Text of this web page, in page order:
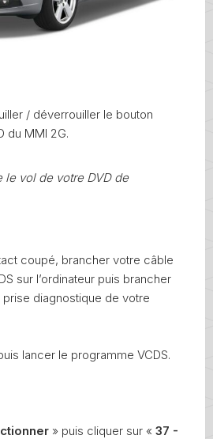
/ déverrouiller le bouton
du MMI 2G.
le vol de votre DVD de
coupé, brancher votre câble
sur l’ordinateur puis brancher
prise diagnostique de votre
lancer le programme VCDS.
» puis cliquer sur « 37 -